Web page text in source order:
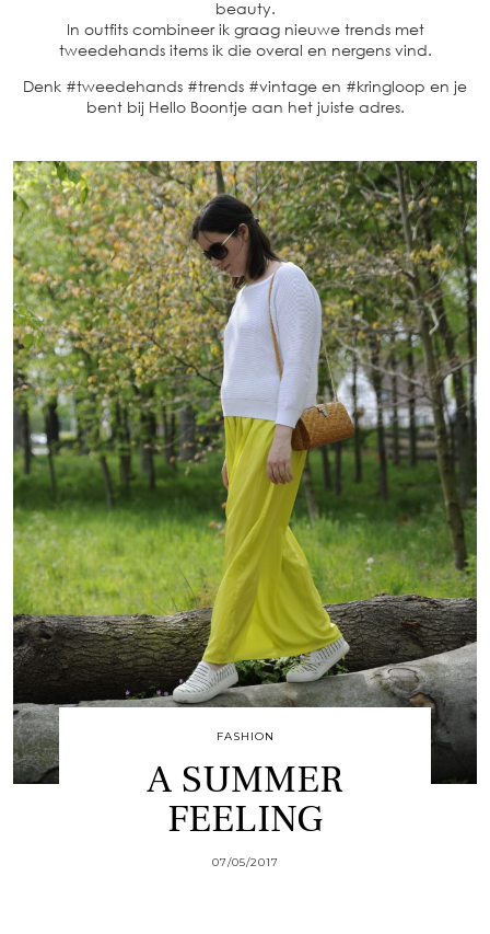
beauty.
In outfits combineer ik graag nieuwe trends met
tweedehands items ik die overal en nergens vind.
Denk #tweedehands #trends #vintage en #kringloop en je
bent bij Hello Boontje aan het juiste adres.
FASHION
A SUMMER
FEELING
07/05/2017